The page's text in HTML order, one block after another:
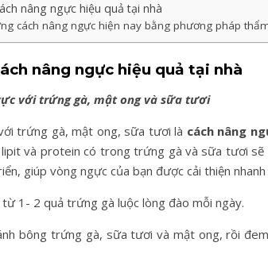
nâng ngực hiệu quả tại nhà
cách nâng ngực hiện nay bằng phương pháp
nâng ngực hiệu quả tại nhà
với trứng gà, mật ong và sữa tươi
trứng gà, mật ong, sữa tươi là cách nâng
lipit và protein có trong trứng gà và sữa tươi
giúp vòng ngực của bạn được cải thiện nhanh
từ 1- 2 quả trứng gà luộc lòng đào mỗi ngày.
bông trứng gà, sữa tươi và mật ong, rồi